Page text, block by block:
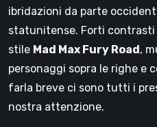
ibridazioni da parte
statunitense. Forti
stile Mad Max Fury Road ,
personaggi sopra le righe e
farla breve ci sono tutti i
nostra attenzione.